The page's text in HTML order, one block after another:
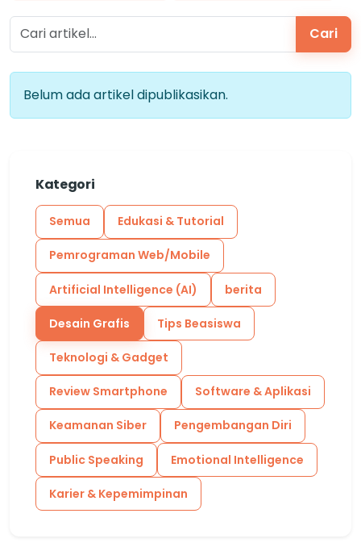
Cari
Belum ada artikel dipublikasikan.
Kategori
Semua Edukasi & Tutorial
Pemrograman Web/Mobile
Artificial Intelligence (AI) berita
Desain Grafis Tips Beasiswa
Teknologi & Gadget
Review Smartphone Software & Aplikasi
Keamanan Siber Pengembangan Diri
Public Speaking Emotional Intelligence
Karier & Kepemimpinan